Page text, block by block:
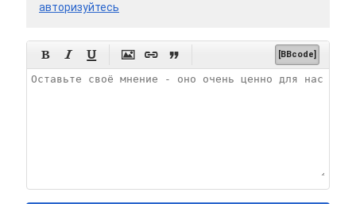
авторизуйтесь
      [BBcode]